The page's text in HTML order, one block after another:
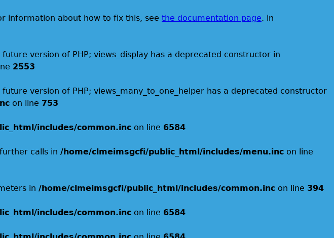
information about how to fix this, see the documentation page. in
version of PHP; views_display has a deprecated constructor in
2553
version of PHP; views_many_to_one_helper has a deprecated constructor
on line 753
includes/common.inc on line 6584
calls in /home/clmeimsgcfi/public_html/includes/menu.inc on line
in /home/clmeimsgcfi/public_html/includes/common.inc on line 394
includes/common.inc on line 6584